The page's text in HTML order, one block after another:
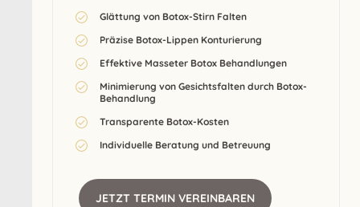
Glättung von Botox-Stirn Falten
Präzise Botox-Lippen Konturierung
Effektive Masseter Botox Behandlungen
Minimierung von Gesichtsfalten durch Botox-
Behandlung
Transparente Botox-Kosten
Individuelle Beratung und Betreuung
JETZT TERMIN VEREINBAREN